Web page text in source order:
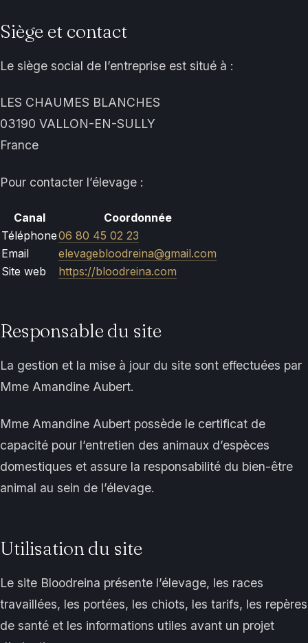
Siège et contact
Le siège social de l’entreprise est situé à :
LES CHAUMES BLANCHES
03190 VALLON-EN-SULLY
France
Pour contacter l’élevage :
Canal
Coordonnée
Téléphone06 80 45 02 23
Email
elevagebloodreina@gmail.com
Site web
https://bloodreina.com
Responsable du site
La gestion et la mise à jour du site sont effectuées par
Mme Amandine Aubert.
Mme Amandine Aubert possède le certificat de
capacité pour l’entretien des animaux d’espèces
domestiques et assure la responsabilité du bien-être
animal au sein de l’élevage.
Utilisation du site
Le site Bloodreina présente l’élevage, les races
travaillées, les portées, les chiots, les tarifs, les repères
de santé et les informations utiles avant un projet